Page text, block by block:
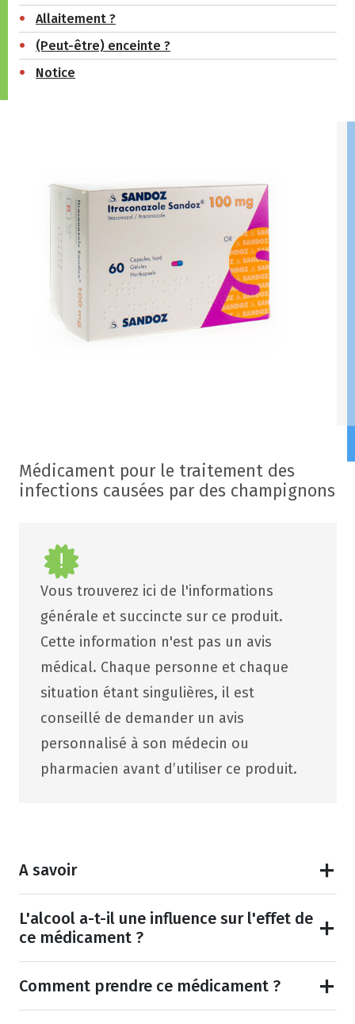
Allaitement ?
(Peut-être) enceinte ?
Notice
Médicament pour le traitement des
infections causées par des champignons
Vous trouverez ici de l'informations
générale et succincte sur ce produit.
Cette information n'est pas un avis
médical. Chaque personne et chaque
situation étant singulières, il est
conseillé de demander un avis
personnalisé à son médecin ou
pharmacien avant d’utiliser ce produit.
A savoir
L'alcool a-t-il une influence sur l'effet de
ce médicament ?
Comment prendre ce médicament ?